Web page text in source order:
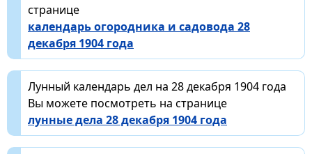
странице
календарь огородника и садовода 28
декабря 1904 года
Лунный календарь дел на 28 декабря 1904 года
Вы можете посмотреть на странице
лунные дела 28 декабря 1904 года